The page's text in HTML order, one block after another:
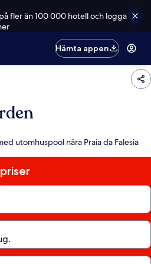
fler än 100 000 hotell och logga
Hämta appen
utomhuspool nära Praia da Falesia